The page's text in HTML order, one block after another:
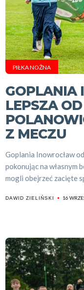
PIŁKA NOŻNA
GOPLANIA
LEPSZA
Z MECZU
Goplania Inowrocław
pokonując na własnym
mogli obejrzeć zacięte
DAWID ZIELIŃSKI 16